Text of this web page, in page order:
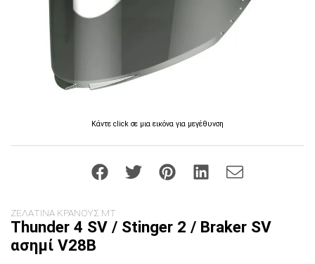
Κάντε click σε μια εικόνα για μεγέθυνση
ΖΕΛΑΤΙΝΑ ΚΡΑΝΟΥΣ MT
Thunder 4 SV / Stinger 2 / Braker SV
ασημί V28B